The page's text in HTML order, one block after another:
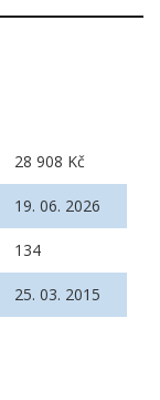
28 908 Kč
19. 06. 2026
134
25. 03. 2015